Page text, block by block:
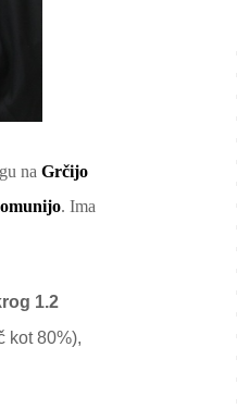
na Grčijo
. Ima
1.2
kot 80%),